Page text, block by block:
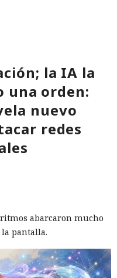
la IA la
una orden:
nuevo
redes
abarcaron mucho
pantalla.